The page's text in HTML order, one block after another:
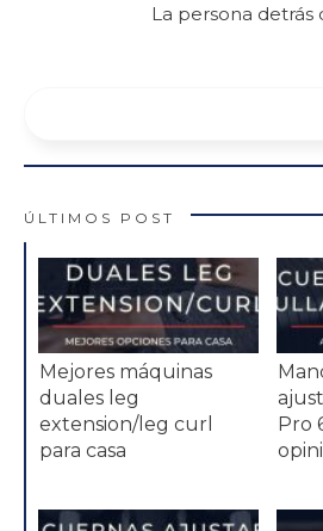
La persona detrás
ÚLTIMOS POST
Mejores máquinas
duales leg
extension/leg curl
para casa
Pro